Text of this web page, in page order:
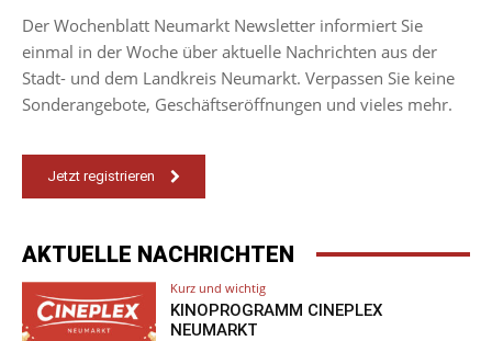
Der Wochenblatt Neumarkt Newsletter informiert Sie
einmal in der Woche über aktuelle Nachrichten aus der
Stadt- und dem Landkreis Neumarkt. Verpassen Sie keine
Sonderangebote, Geschäftseröffnungen und vieles mehr.
Jetzt registrieren
AKTUELLE NACHRICHTEN
Kurz und wichtig
KINOPROGRAMM CINEPLEX
NEUMARKT